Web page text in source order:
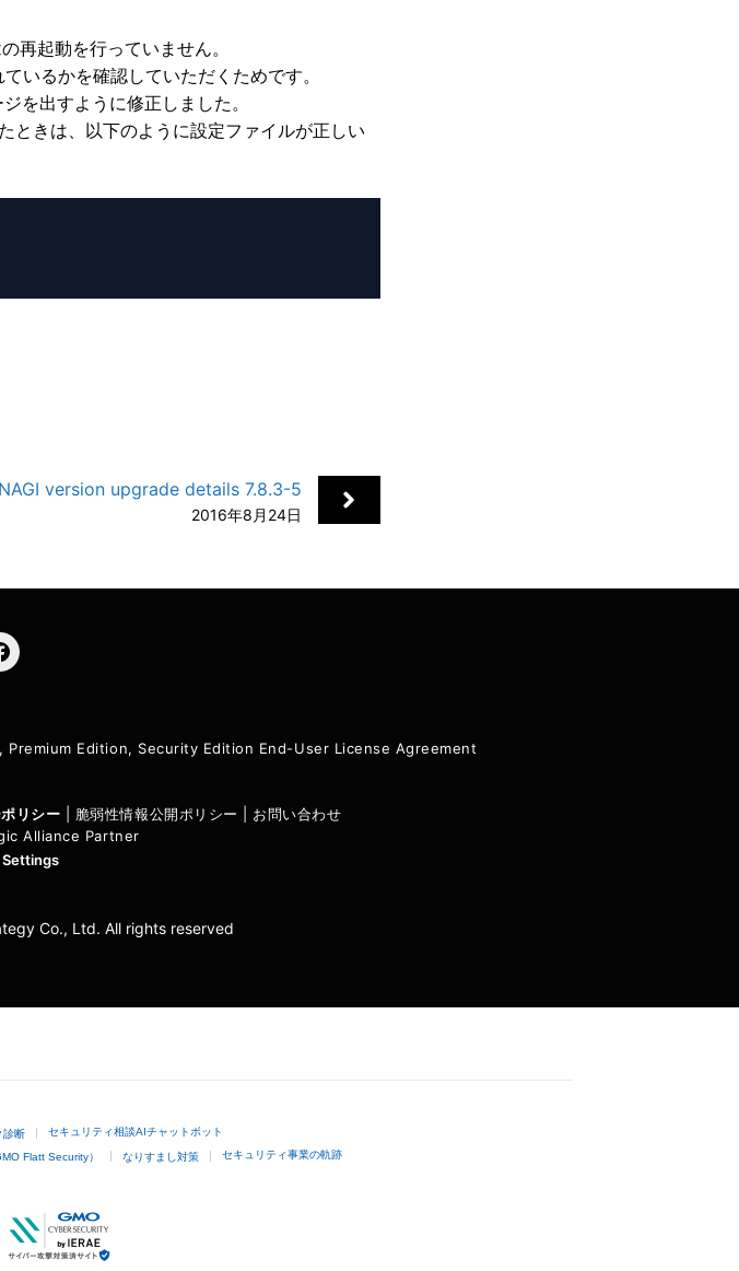
起動を行っていません。
いるかを確認していただくためです。
を出すように修正しました。
きは、以下のように設定ファイルが正しい
version upgrade details 7.8.3-5
2016年8月24日
Premium Edition, Security Edition End-User License Agreement
リシー 脆弱性情報公開ポリシー
お問い合わせ
Alliance Partner
Settings
Co., Ltd. All rights reserved
診断 セキュリティ相談AIチャットボット
Flatt Security） なりすまし対策 セキュリティ事業の軌跡
A-